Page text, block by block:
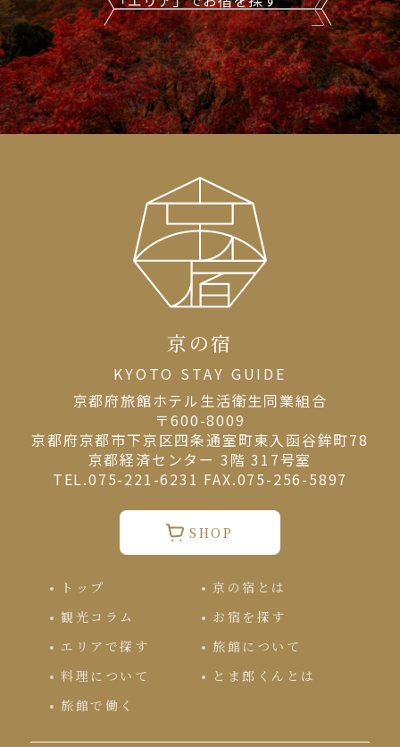
京の宿
KYOTO STAY GUIDE
京都府旅館ホテル⽣活衛⽣同業組合
〒600-8009
京都府京都市下京区四条通室町東入函谷鉾町78
京都経済センター 3階 317号室
TEL.075-221-6231 FAX.075-256-5897
SHOP
トップ
京の宿とは
観光コラム
お宿を探す
エリアで探す
旅館について
料理について
とま郎くんとは
旅館で働く